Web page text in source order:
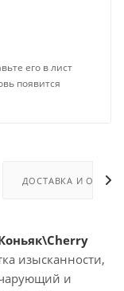
его в лист
появится
ДОСТАВКА И
изысканности,
и